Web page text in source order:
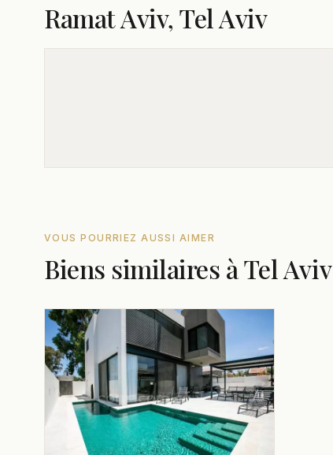
Ramat Aviv, Tel Aviv
VOUS POURRIEZ AUSSI AIMER
Biens similaires à Tel Aviv